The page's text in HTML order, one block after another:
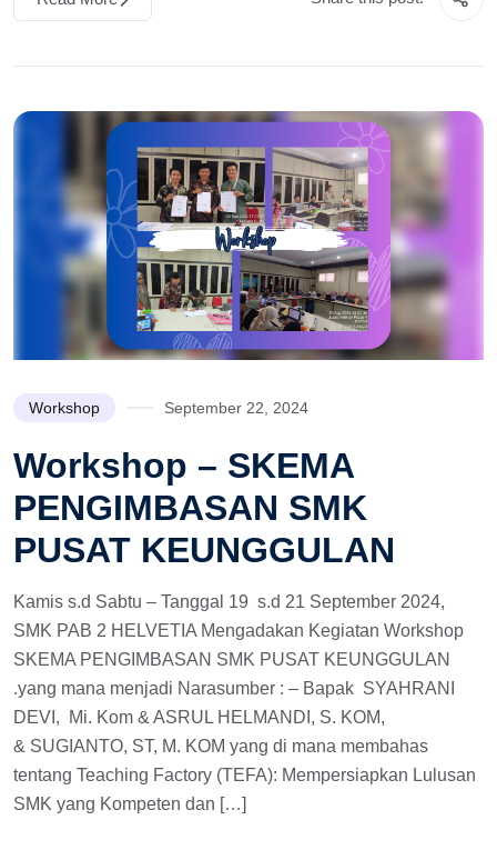
Workshop September 22, 2024
Workshop – SKEMA
PENGIMBASAN SMK
PUSAT KEUNGGULAN
Kamis s.d Sabtu – Tanggal 19 s.d 21 September 2024,
SMK PAB 2 HELVETIA Mengadakan Kegiatan Workshop
SKEMA PENGIMBASAN SMK PUSAT KEUNGGULAN
.yang mana menjadi Narasumber : – Bapak SYAHRANI
DEVI, Mi. Kom & ASRUL HELMANDI, S. KOM,
& SUGIANTO, ST, M. KOM yang di mana membahas
tentang Teaching Factory (TEFA): Mempersiapkan Lulusan
SMK yang Kompeten dan […]